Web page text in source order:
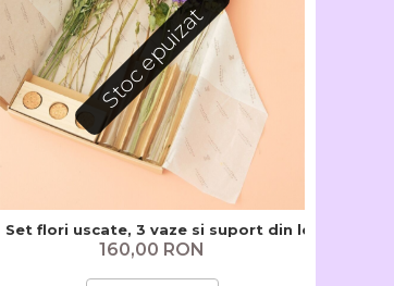
- Roz
Stoc epuizat
Set flori uscate, 3 vaze si suport din lemn - Mix
160,00 RON